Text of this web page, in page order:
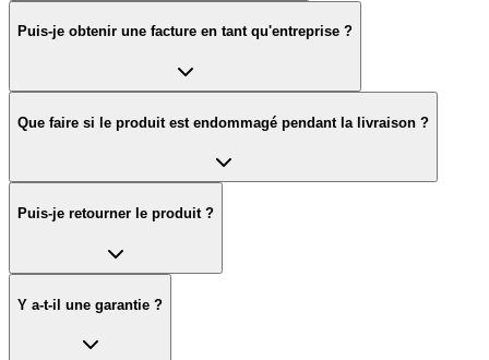
Puis-je obtenir une facture en tant qu'entreprise ?
Que faire si le produit est endommagé pendant la livraison ?
Puis-je retourner le produit ?
Y a-t-il une garantie ?